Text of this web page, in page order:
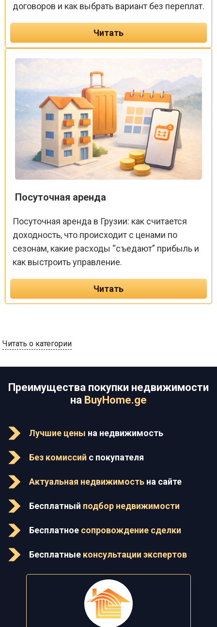
договоров и как выбрать вариант без переплат.
Читать
Посуточная аренда
Посуточная аренда в Грузии: как считается
доходность, что происходит с ценами по
сезонам, какие расходы “съедают” прибыль и
как выстроить управление.
Читать
Читать о категории
Преимущества покупки недвижимости
на BuyHome.ge
Лучшие цены на недвижимость
Без комиссий с покупателя
Актуальная недвижимость на сайте
Бесплатный подбор недвижимости
Бесплатное сопровождение сделки
Бесплатные консультации экспертов